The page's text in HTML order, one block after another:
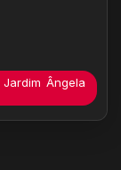
Ângela